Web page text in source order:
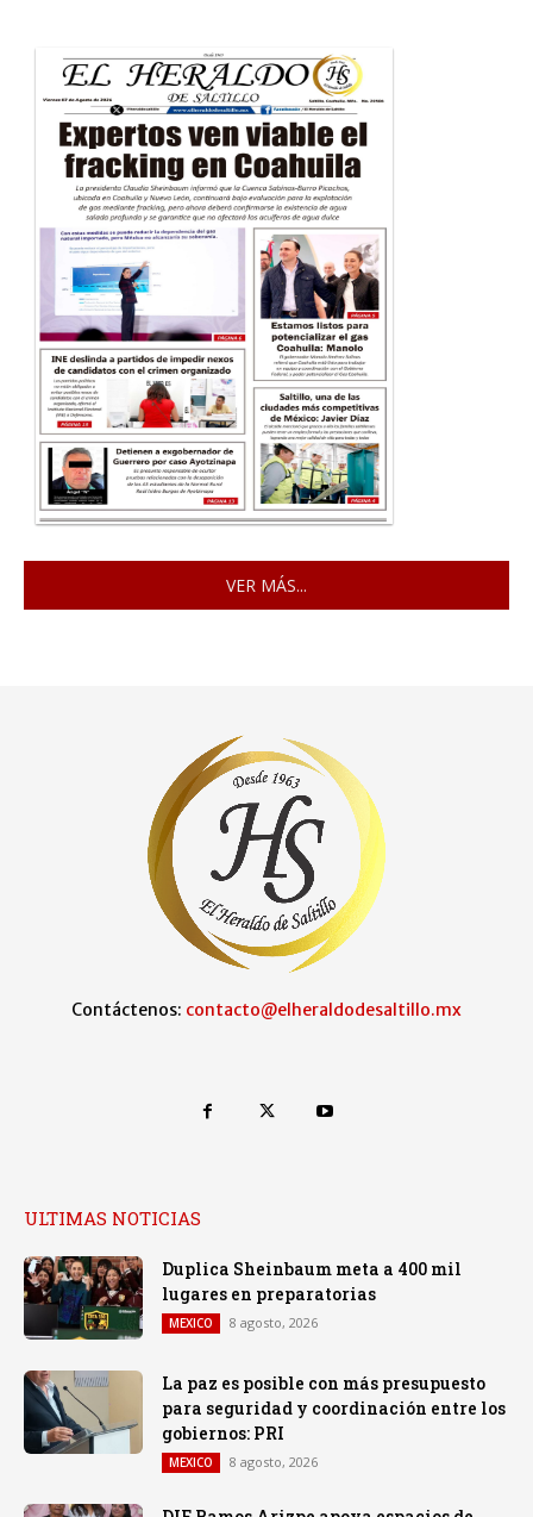
VER MÁS...
Contáctenos: contacto@elheraldodesaltillo.mx
ULTIMAS NOTICIAS
Duplica Sheinbaum meta a 400 mil
lugares en preparatorias
MEXICO 8 agosto, 2026
La paz es posible con más presupuesto
para seguridad y coordinación entre los
gobiernos: PRI
MEXICO 8 agosto, 2026